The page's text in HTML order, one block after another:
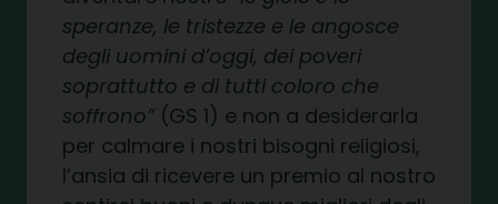
speranze, le tristezze e le angosce
degli uomini d’oggi, dei poveri
soprattutto e di tutti coloro che
soffrono” (GS 1) e non a desiderarla
per calmare i nostri bisogni religiosi,
l’ansia di ricevere un premio al nostro